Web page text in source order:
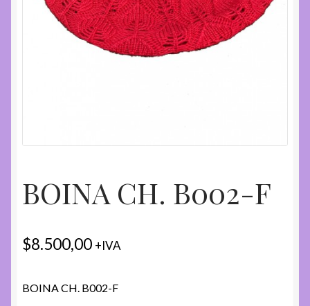
BOINA CH. B002-F
$8.500,00 +IVA
BOINA CH. B002-F